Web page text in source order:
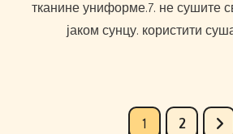
тканине униформе.7. не сушите
јаком сунцу. користити
1 2